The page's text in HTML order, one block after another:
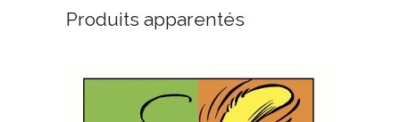
Produits apparentés